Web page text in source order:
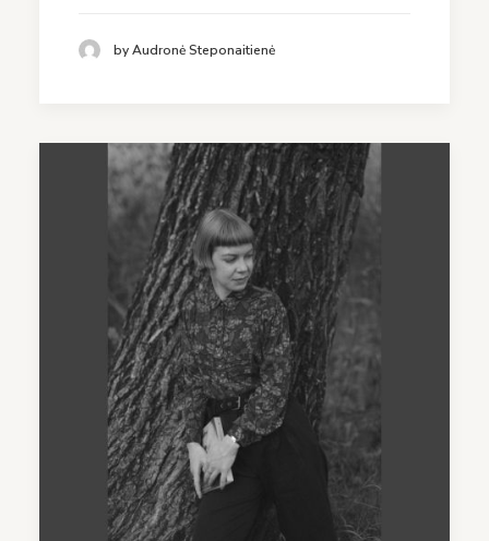
by Audronė Steponaitienė